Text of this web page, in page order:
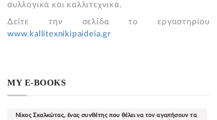
συλλογικά και καλλιτεχνικά.
Δείτε την σελίδα το εργαστηρίου
www.kallitexnikipaideia.gr
MY E-BOOKS
Νίκος Σκαλκώτας, ένας συνθέτης που θέλει να τον αγαπήσουν τα